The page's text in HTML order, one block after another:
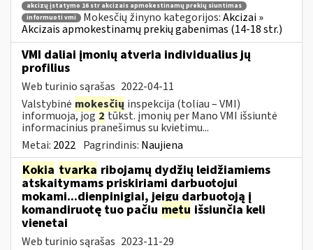
akcizų įstatymo 16 str akcizais apmokestinamų prekių siuntimas
informuoti vmi
Mokesčių žinyno kategorijos:Akcizai »
Akcizais apmokestinamų prekių gabenimas (14-18 str.)
VMI daliai įmonių atveria individualius jų
profilius
Web turinio sąrašas 2022-04-11
Valstybinė mokesčių inspekcija (toliau – VMI)
informuoja, jog2tūkst. įmonių per Mano VMI išsiuntė
informacinius pranešimus su kvietimu...
Metai: 2022 Pagrindinis: Naujiena
Kokia tvarka ribojamų dydžių leidžiamiems
atskaitymams priskiriami darbuotojui
mokami...dienpinigiai, jeigu darbuotoją į
komandiruotę tuo pačiu metu išsiunčia keli
vienetai
Web turinio sąrašas 2023-11-29